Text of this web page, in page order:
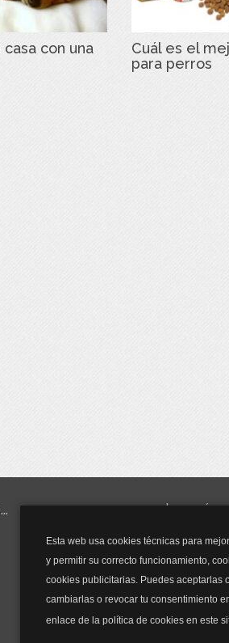
Esta web usa cookies técnicas para
y permitir su correcto funcionamiento,
cookies publicitarias. Puedes aceptarlas
cambiarlas o revocar tu consentimiento
enlace de la política de cookies en este
con una
Cuál es el
para perros
y mucho más...
Mascarillas
Mascarillas FFP2
Mascarillas FFP3
Bolsos
Bolsos Tous